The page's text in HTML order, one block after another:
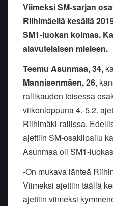
Viimeksi SM-sarjan
Riihimäellä kesällä
SM1-luokan kolmas.
alavutelaisen mieleen.
Teemu Asunmaa, 34,
Mannisenmäen, 26,
rallikauden toisessa
viikonloppuna 4.-5.2.
Riihimäki-rallissa.
ajettiin SM-osakilpailu
Asunmaa oli SM1-
-On mukava lähteä
Viimeksi ajettiin täällä
ajettiin viimeksi